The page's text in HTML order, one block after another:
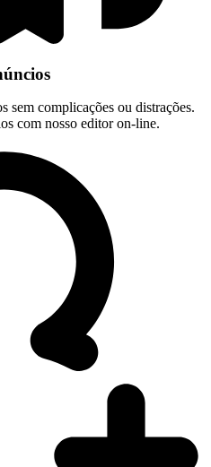
sem complicações ou distrações.
com nosso editor on-line.